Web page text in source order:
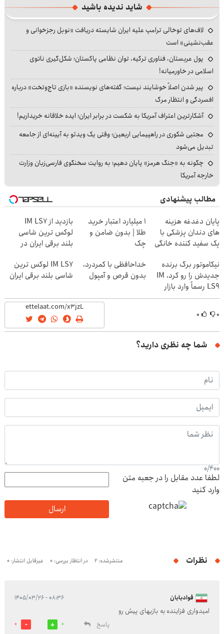
شاید ندیده باشید
لاف‌های توخالی ترامپ علیه ایران شایسته دریافت «نوبل رجزخوانی و
عقب‌نشینی» است
پول عربستان، فناوری ترکیه، توان نظامی پاکستان؛ شکل‌گیری ناتوی
اسلامی در خاورمیانه!
پیر شدن اصلاً خوشایند نیست؛ گفته‌های نویسنده «بازی تاج‌وتخت» درباره
افسردگی و انتظار مرگ
آشکارترین اعتراف آمریکا به شکست در برابر ایران؛ ایده خلاقانه خریداریم!
مجتبی شکوری در راهپیمایی اربعین؛ وقتی یک ویدئو به آیینه‌ای از جامعه
تبدیل می‌شود
چگونه به «جنگ هرمز» پایان دهیم؛ به روایت سخنگوی فارسی‌زبان وزارت
خارجه آمریکا
مطالب پیشنهادی
پایان دغدغه هزینه
های دندان پزشکی با
پک سفید کننده خانگی
۱ میلیارد اعتبار خرید
طلا | بدون ضامن و
چک
بازدید از IM LS7
لوکس ترین شاسی
بلند برقی ایران در
نیکاموتور برگ برنده
جدیدش را رو کرد، IM
LS9 رسماً وارد بازار
ایران شد
خداحافظی با کمردرد،
بدون قرص و آمپول
IM LS7 لوکس ترین
شاسی بلند برقی ایران
۰ ۰
شما چه نظری دارید؟
0/400
لطفا عدد مقابل را در جعبه متن
وارد کنید
ارسال
نظرات منتشرشده: 2 در انتظار بررسی: 0 غیرقابل انتشار: 0
فوادبابان ۰۸:۳۶ - ۱۴۰۵/۰۳/۲۶
امیدواری فزاینده به بازیهای پیش رو
پاسخ
0
0